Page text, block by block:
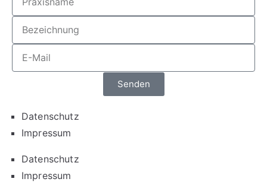
Senden
Datenschutz
Impressum
Datenschutz
Impressum